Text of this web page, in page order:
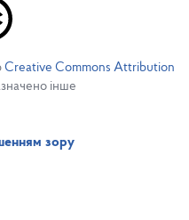
Creative Commons Attribution
інше
зору